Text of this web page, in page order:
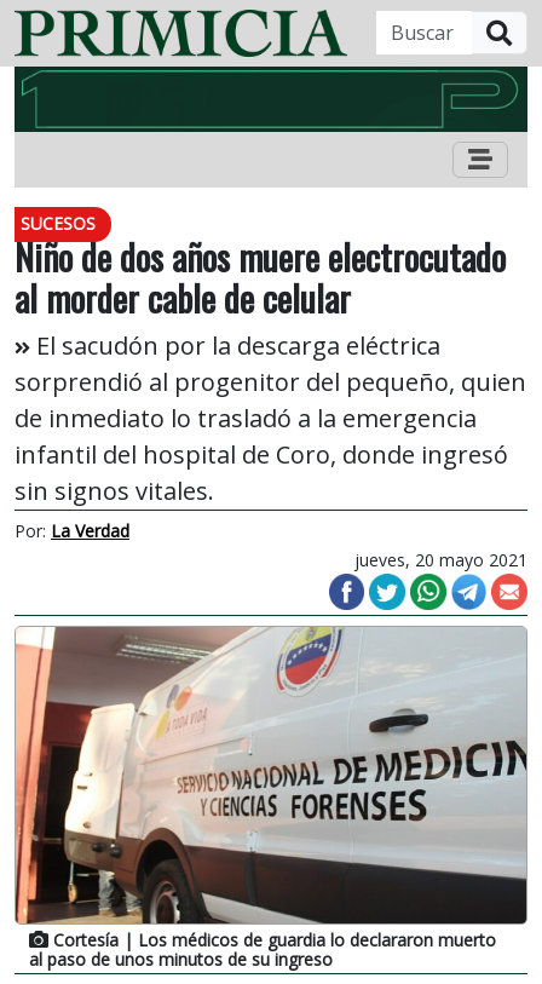
SUCESOS
Niño de dos años muere electrocutado
al morder cable de celular
El sacudón por la descarga eléctrica
sorprendió al progenitor del pequeño, quien
de inmediato lo trasladó a la emergencia
infantil del hospital de Coro, donde ingresó
sin signos vitales.
Por: La Verdad
jueves, 20 mayo 2021
Cortesía | Los médicos de guardia lo declararon muerto
al paso de unos minutos de su ingreso